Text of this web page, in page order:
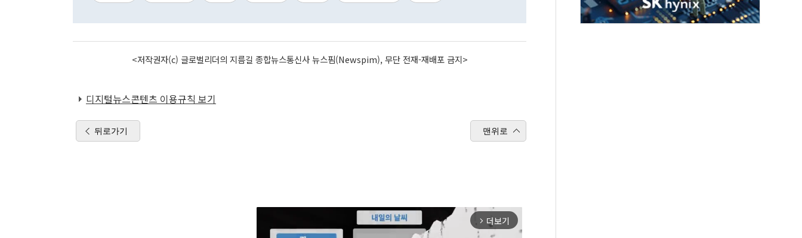
<저작권자(c) 글로벌리더의 지름길 종합뉴스통신사 뉴스핌(Newspim), 무단 전재-재배포 금지>
디지털뉴스콘텐츠 이용규칙 보기
뒤로가기 맨위로
arrow_forward_ios 더보기